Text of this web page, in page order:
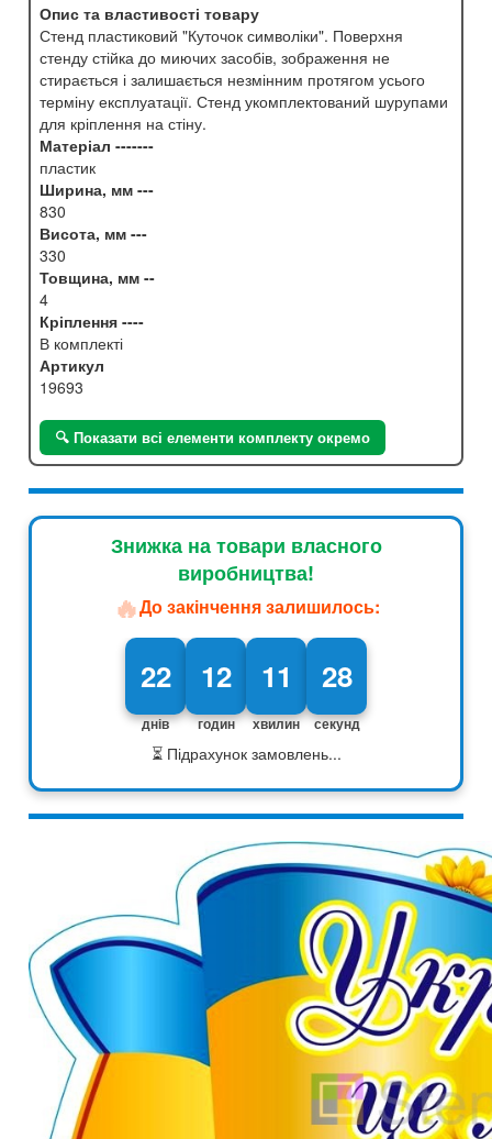
Опис та властивості товару
Стенд пластиковий "Куточок символіки". Поверхня
стенду стійка до миючих засобів, зображення не
стирається і залишається незмінним протягом усього
терміну експлуатації. Стенд укомплектований шурупами
для кріплення на стіну.
Матеріал -------
пластик
Ширина, мм ---
830
Висота, мм ---
330
Товщина, мм --
4
Кріплення ----
В комплекті
Артикул
19693
🔍 Показати всі елементи комплекту окремо
Знижка на товари власного
виробництва!
🔥До закінчення залишилось:
22
днів
12
годин
11
хвилин
27
секунд
⏳ Підрахунок замовлень...